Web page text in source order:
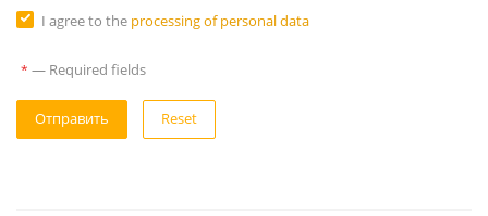
I agree to the processing of personal data
* — Required fields
Reset